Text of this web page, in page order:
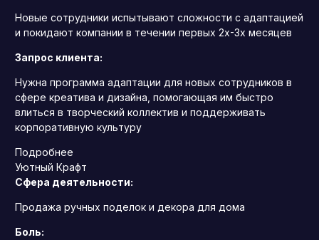
Новые сотрудники испытывают сложности с адаптацией
и покидают компании в течении первых 2х-3х месяцев
Запрос клиента:
Нужна программа адаптации для новых сотрудников в
сфере креатива и дизайна, помогающая им быстро
влиться в творческий коллектив и поддерживать
корпоративную культуру
Подробнее
Уютный Крафт
Сфера деятельности:
Продажа ручных поделок и декора для дома
Боль: